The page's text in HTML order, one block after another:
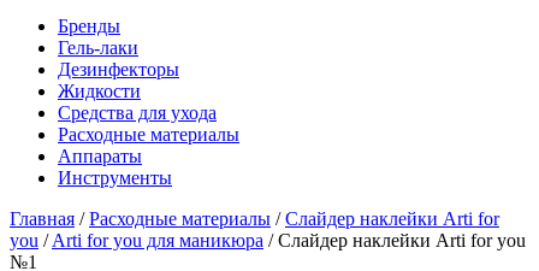
Бренды
Гель-лаки
Дезинфекторы
Жидкости
Средства для ухода
Расходные материалы
Аппараты
Инструменты
Главная /Расходные материалы /Слайдер наклейки Arti for
you /Arti for you для маникюра /Слайдер наклейки Arti for you
№1